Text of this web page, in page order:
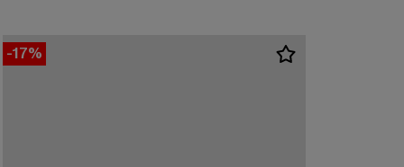
-17%